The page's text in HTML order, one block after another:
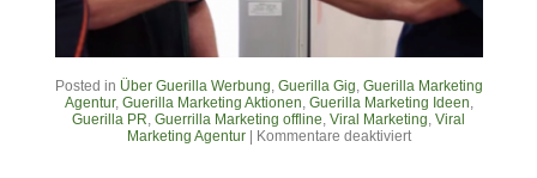
Posted in Über Guerilla Werbung Guerilla Gig Guerilla Marketing
Agentur, Guerilla Marketing Aktionen Guerilla Marketing Ideen
Guerilla PR Guerrilla Marketing offline Viral Marketing Viral
Marketing Agentur| Kommentare deaktiviert